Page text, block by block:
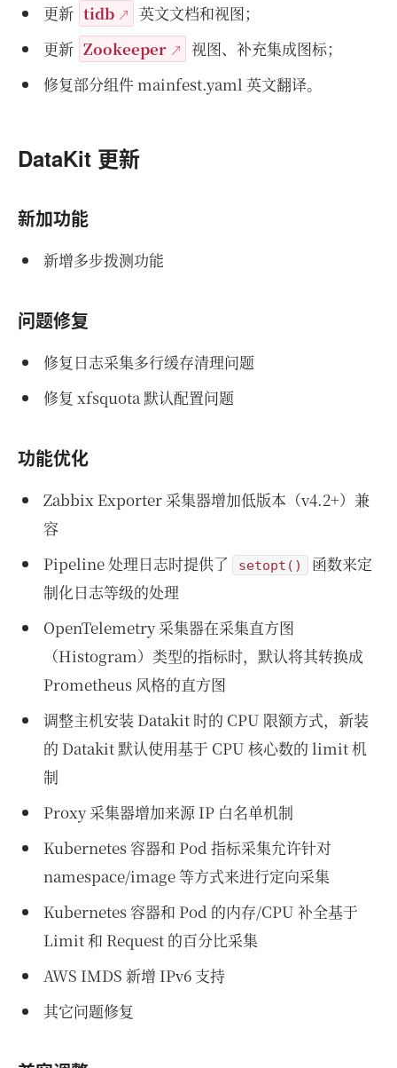
更新 tidb
英文文档和视图；
更新 Zookeeper
视图、补充集成图标；
修复部分组件 mainfest.yaml 英文翻译。
DataKit 更新
新加功能
新增多步拨测功能
问题修复
修复日志采集多行缓存清理问题
修复 xfsquota 默认配置问题
功能优化
Zabbix Exporter 采集器增加低版本（v4.2+）兼
容
Pipeline 处理日志时提供了
setopt() 函数来定
制化日志等级的处理
OpenTelemetry 采集器在采集直方图
（Histogram）类型的指标时，默认将其转换成
Prometheus 风格的直方图
调整主机安装 Datakit 时的 CPU 限额方式，新装
的 Datakit 默认使用基于 CPU 核心数的 limit 机
制
Proxy 采集器增加来源 IP 白名单机制
Kubernetes 容器和 Pod 指标采集允许针对
namespace/image 等方式来进行定向采集
Kubernetes 容器和 Pod 的内存/CPU 补全基于
Limit 和 Request 的百分比采集
AWS IMDS 新增 IPv6 支持
其它问题修复